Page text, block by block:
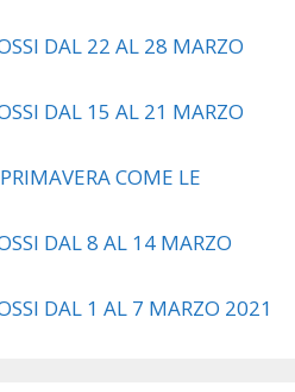
DAL 22 AL 28 MARZO
DAL 15 AL 21 MARZO
COME LE
DAL 8 AL 14 MARZO
DAL 1 AL 7 MARZO 2021